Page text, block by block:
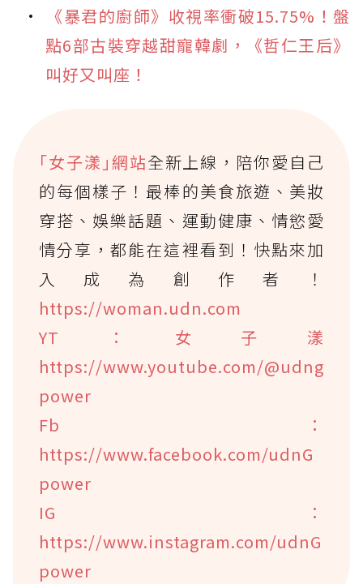
《暴君的廚師》收視率衝破15.75%！盤
點6部古裝穿越甜寵韓劇，《哲仁王后》
叫好又叫座！
｢女子漾｣網站全新上線，陪你愛自己
的每個樣子！最棒的美食旅遊、美妝
穿搭、娛樂話題、運動健康、情慾愛
情分享，都能在這裡看到！快點來加
入成為創作者！
https://woman.udn.com
YT：女子漾
https://www.youtube.com/@udng
power
Fb：
https://www.facebook.com/udnG
power
IG：
https://www.instagram.com/udnG
power